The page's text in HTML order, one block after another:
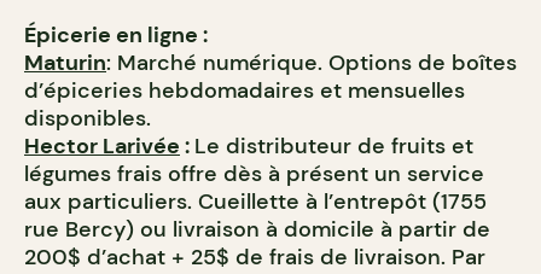
Épicerie en ligne :
Maturin: Marché numérique. Options de boîtes
d’épiceries hebdomadaires et mensuelles
disponibles.
Hector Larivée : Le distributeur de fruits et
légumes frais offre dès à présent un service
aux particuliers. Cueillette à l’entrepôt (1755
rue Bercy) ou livraison à domicile à partir de
200$ d’achat + 25$ de frais de livraison. Par